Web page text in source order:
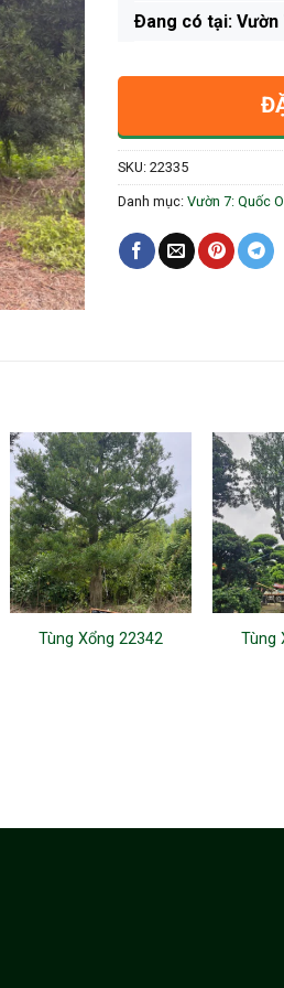
Ðang có tại: Vườn
SKU: 22335
Danh mục: Vườn 7: Quốc
Tùng Xổng 22342 Tùng